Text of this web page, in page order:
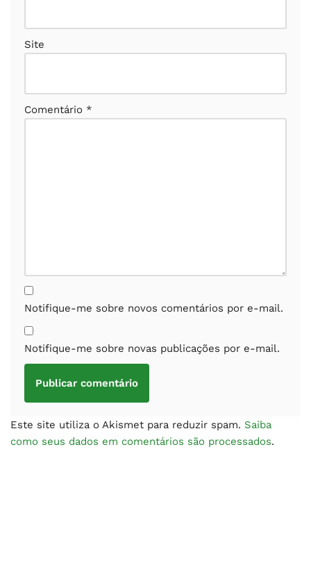
Site
Comentário *
Notifique-me sobre novos comentários por e-mail.
Notifique-me sobre novas publicações por e-mail.
Este site utiliza o Akismet para reduzir spam. Saiba
como seus dados em comentários são processados.